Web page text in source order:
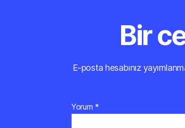
Bir
E-posta hesabınız
Yorum *